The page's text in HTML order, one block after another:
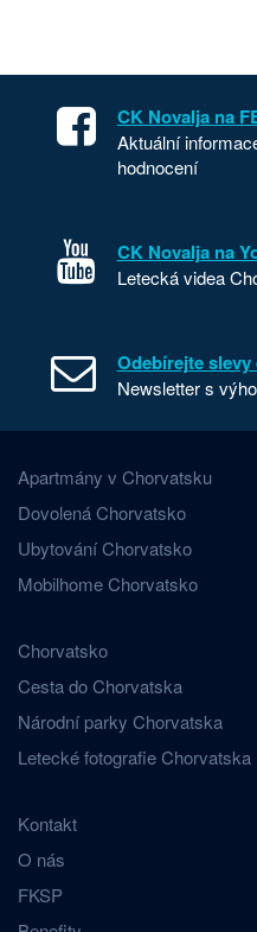
CK Novalja na
Aktuální
hodnocení
CK Novalja na
Letecká videa
Odebírejte slevy
Newsletter s
Apartmány v Chorvatsku
Dovolená Chorvatsko
Ubytování Chorvatsko
Mobilhome Chorvatsko
Chorvatsko
Cesta do Chorvatska
Národní parky Chorvatska
Letecké fotografie Chorvatska
Kontakt
O nás
FKSP